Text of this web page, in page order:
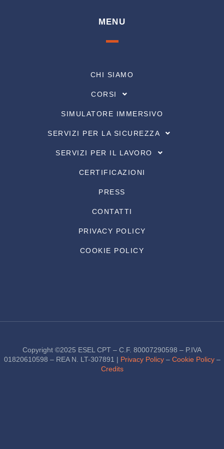
MENU
CHI SIAMO
CORSI
SIMULATORE IMMERSIVO
SERVIZI PER LA SICUREZZA
SERVIZI PER IL LAVORO
CERTIFICAZIONI
PRESS
CONTATTI
PRIVACY POLICY
COOKIE POLICY
Copyright ©2025 ESEL CPT – C.F. 80007290598 – P.IVA
01820610598 – REA N. LT-307891 | Privacy Policy– Cookie Policy–
Credits